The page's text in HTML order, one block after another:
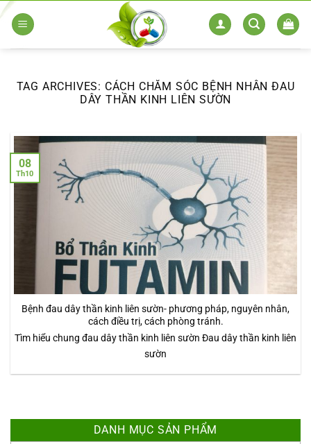
Skip
TAG ARCHIVES: CÁCH CHĂM SÓC BỆNH NHÂN ĐAU
DÂY THẦN KINH LIÊN SƯỜN
Bệnh đau dây thần kinh liên sườn- phương pháp, nguyên nhân,
cách điều trị, cách phòng tránh.
Tìm hiểu chung đau dây thần kinh liên sườn Đau dây thần kinh liên
sườn
08
Th10
DANH MỤC SẢN PHẨM